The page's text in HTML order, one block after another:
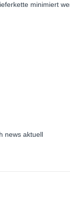
minimiert
news aktuell